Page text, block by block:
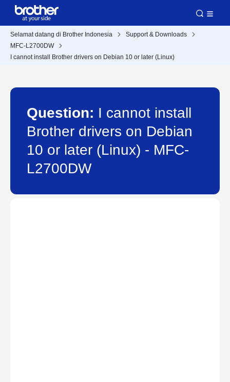
Selamat datang di Brother Indonesia
Support & Downloads
MFC-L2700DW
I cannot install Brother drivers on Debian 10 or later (Linux)
Question: I cannot install
Brother drivers on Debian
10 or later (Linux) - MFC-
L2700DW